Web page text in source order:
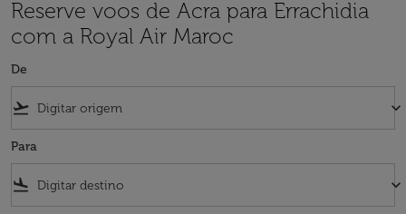
Reserve voos de Acra para Errachidia
com a Royal Air Maroc
De
flight_takeoff keyboard_arrow_down
Para
flight_land keyboard_arrow_down